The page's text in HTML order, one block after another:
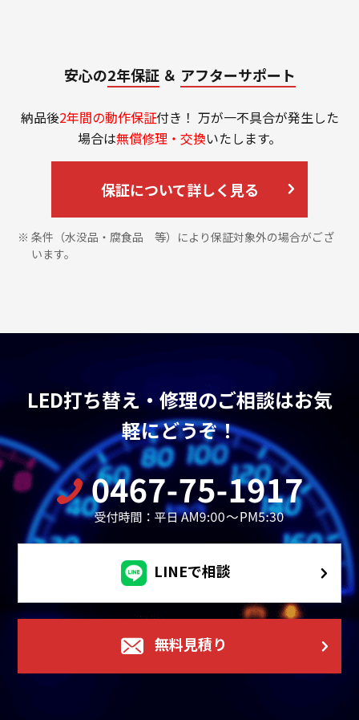
安心の2年保証 ＆ アフターサポート
納品後2年間の動作保証付き！ 万が一不具合が発生した
場合は無償修理・交換いたします。
保証について詳しく見る
条件（水没品・腐食品 等）により保証対象外の場合がござ
います。
LED打ち替え・修理のご相談はお気
軽にどうぞ！
LINEで相談
無料見積り